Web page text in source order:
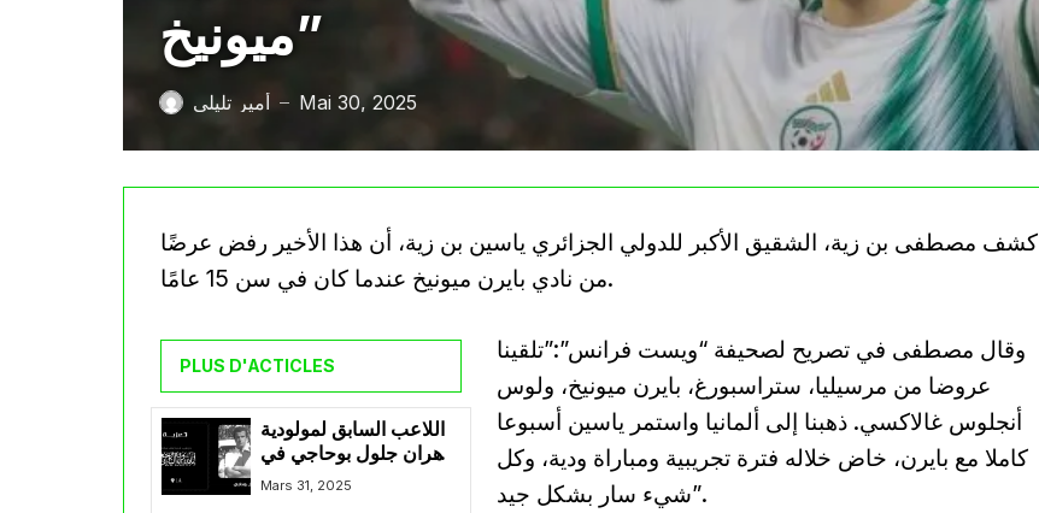
ميونيخ”
أمير تليلي — Mai 30, 2025
كشف مصطفى بن زية، الشقيق الأكبر للدولي الجزائري ياسين بن زية، أن هذا الأخير رفض عرضًا
من نادي بايرن ميونيخ عندما كان في سن 15 عامًا.
PLUS D'ACTICLES
اللاعب السابق لمولودية
وهران جلول بوحاجي في
ذمة الله
Mars 31, 2025
وقال مصطفى في تصريح لصحيفة “ويست فرانس”:”تلقينا
عروضا من مرسيليا، ستراسبورغ، بايرن ميونيخ، ولوس
أنجلوس غالاكسي. ذهبنا إلى ألمانيا واستمر ياسين أسبوعا
كاملا مع بايرن، خاض خلاله فترة تجريبية ومباراة ودية، وكل
شيء سار بشكل جيد”.